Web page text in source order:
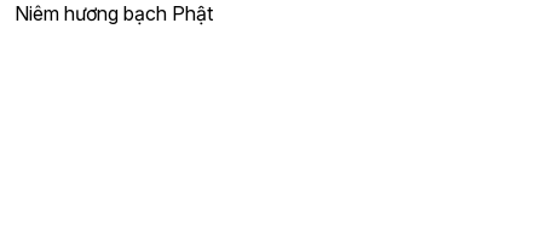
Niêm hương bạch Phật